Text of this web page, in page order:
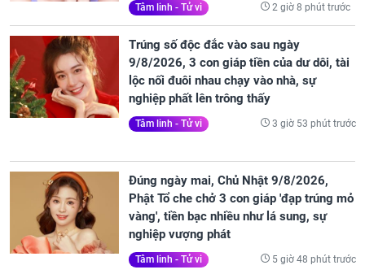
Tâm linh - Tử vi 2 giờ 8 phút trước
Trúng số độc đắc vào sau ngày
9/8/2026, 3 con giáp tiền của dư dôi, tài
lộc nối đuôi nhau chạy vào nhà, sự
nghiệp phất lên trông thấy
Tâm linh - Tử vi 3 giờ 53 phút trước
Đúng ngày mai, Chủ Nhật 9/8/2026,
Phật Tổ che chở 3 con giáp 'đạp trúng mỏ
vàng', tiền bạc nhiều như lá sung, sự
nghiệp vượng phát
Tâm linh - Tử vi 5 giờ 48 phút trước